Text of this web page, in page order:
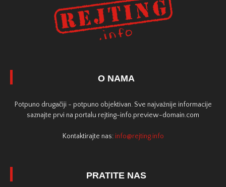
O NAMA
Potpuno drugačiji - potpuno objektivan. Sve najvažnije informacije
saznajte prvi na portalu rejting-info.preview-domain.com
Kontaktirajte nas: info@rejting.info
PRATITE NAS